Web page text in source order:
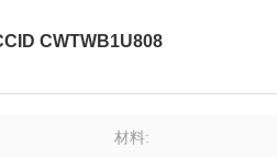
CWTWB1U808
材料: